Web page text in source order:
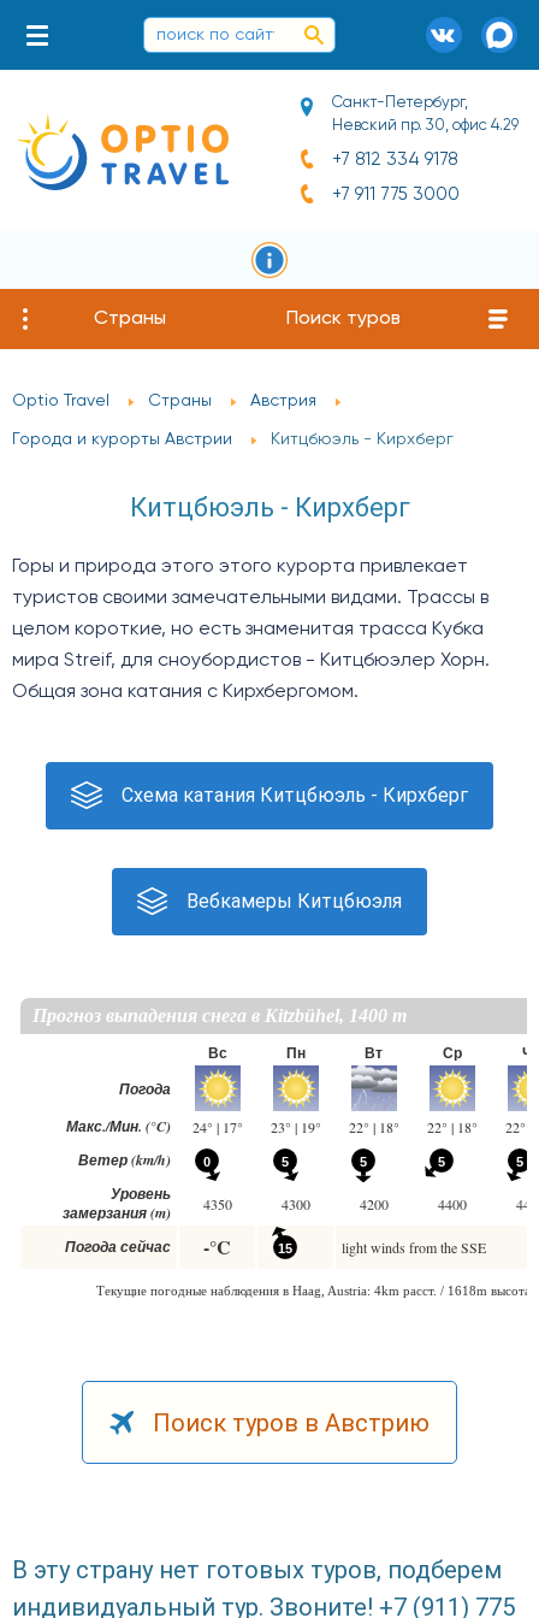
Санкт-Петербург,
Невский пр. 30, офис 4.29
+7 812 334 9178
+7 911 775 3000
Страны Поиск туров
Optio Travel Страны Австрия
Города и курорты Австрии Китцбюэль - Кирхберг
Китцбюэль - Кирхберг
Горы и природа этого этого курорта привлекает
туристов своими замечательными видами. Трассы в
целом короткие, но есть знаменитая трасса Кубка
мира Streif, для сноубордистов - Китцбюэлер Хорн.
Общая зона катания с Кирхбергомом.
Схема катания Китцбюэль - Кирхберг
Вебкамеры Китцбюэля
Поиск туров в Австрию
В эту страну нет готовых туров, подберем
индивидуальный тур. Звоните! +7 (911) 775